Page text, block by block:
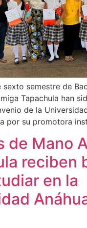
sexto semestre de
Tapachula han
de la
por su promotora
de Mano
reciben
en la